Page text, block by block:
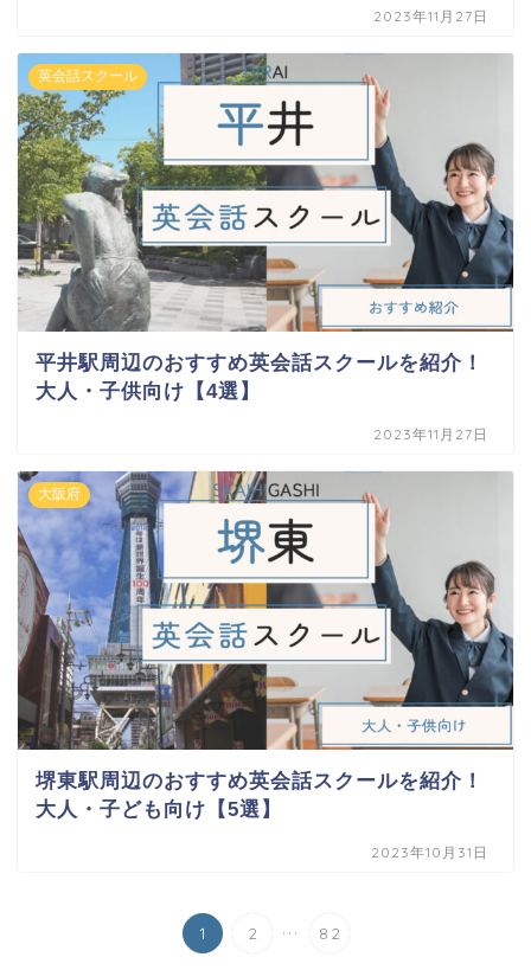
2023年11月27日
英会話スクール
平井駅周辺のおすすめ英会話スクールを紹介！
大人・子供向け【4選】
2023年11月27日
大阪府
堺東駅周辺のおすすめ英会話スクールを紹介！
大人・子ども向け【5選】
2023年10月31日
1 2 ... 82